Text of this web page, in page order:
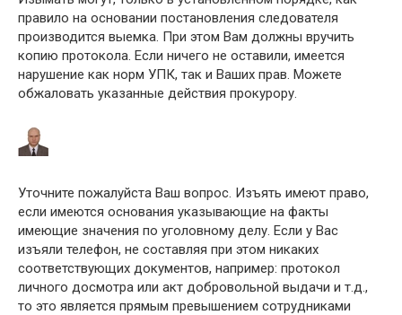
правило на основании постановления следователя
производится выемка. При этом Вам должны вручить
копию протокола. Если ничего не оставили, имеется
нарушение как норм УПК, так и Ваших прав. Можете
обжаловать указанные действия прокурору.
Уточните пожалуйста Ваш вопрос. Изъять имеют право,
если имеются основания указывающие на факты
имеющие значения по уголовному делу. Если у Вас
изъяли телефон, не составляя при этом никаких
соответствующих документов, например: протокол
личного досмотра или акт добровольной выдачи и т.д.,
то это является прямым превышением сотрудниками